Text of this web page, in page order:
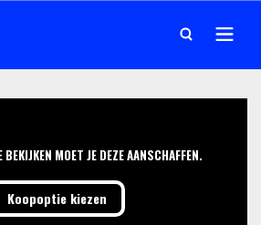
BEKIJKEN MOET JE DEZE AANSCHAFFEN.
Koopoptie kiezen